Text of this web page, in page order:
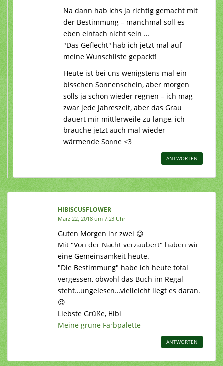
Na dann hab ichs ja richtig gemacht mit
der Bestimmung – manchmal soll es
eben einfach nicht sein …
"Das Geflecht" hab ich jetzt mal auf
meine Wunschliste gepackt!
Heute ist bei uns wenigstens mal ein
bisschen Sonnenschein, aber morgen
solls ja schon wieder regnen – ich mag
zwar jede Jahreszeit, aber das Grau
dauert mir mittlerweile zu lange, ich
brauche jetzt auch mal wieder
wärmende Sonne <3
ANTWORTEN
HIBISCUSFLOWER
März 22, 2018 um 7:23 Uhr
Guten Morgen ihr zwei 😉
Mit "Von der Nacht verzaubert" haben wir
eine Gemeinsamkeit heute.
"Die Bestimmung" habe ich heute total
vergessen, obwohl das Buch im Regal
steht…ungelesen…vielleicht liegt es daran.
😉
Liebste Grüße, Hibi
Meine grüne Farbpalette
ANTWORTEN